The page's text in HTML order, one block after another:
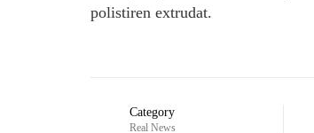
polistiren extrudat.
Category
Real News